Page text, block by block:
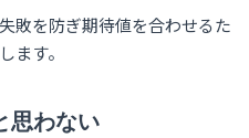
敗を防ぎ期待値を合わせるた
ます。
思わない